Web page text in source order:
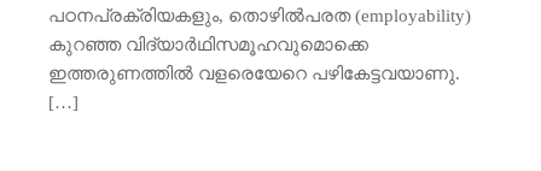
പഠനപ്രക്രിയകളും, തൊഴില്‍പരത (employability)
കുറഞ്ഞ വിദ്യാര്‍ഥിസമൂഹവുമൊക്കെ
ഇത്തരുണത്തില്‍ വളരെയേറെ പഴികേട്ടവയാണു.
[…]